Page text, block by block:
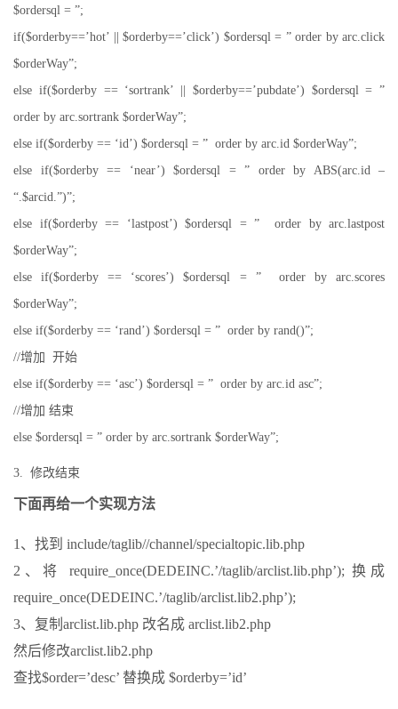
$ordersql = ”;
if($orderby==’hot’ || $orderby==’click’) $ordersql = ” order by arc.click
$orderWay”;
else if($orderby == ‘sortrank’ || $orderby==’pubdate’) $ordersql = ”
order by arc.sortrank $orderWay”;
else if($orderby == ‘id’) $ordersql = ” order by arc.id $orderWay”;
else if($orderby == ‘near’) $ordersql = ” order by ABS(arc.id –
“.$arcid.”)”;
else if($orderby == ‘lastpost’) $ordersql = ” order by arc.lastpost
$orderWay”;
else if($orderby == ‘scores’) $ordersql = ” order by arc.scores
$orderWay”;
else if($orderby == ‘rand’) $ordersql = ” order by rand()”;
//增加 开始
else if($orderby == ‘asc’) $ordersql = ” order by arc.id asc”;
//增加 结束
else $ordersql = ” order by arc.sortrank $orderWay”;
3. 修改结束
下面再给一个实现方法
1、找到 include/taglib//channel/specialtopic.lib.php
2、将 require_once(DEDEINC.’/taglib/arclist.lib.php’); 换成
require_once(DEDEINC.’/taglib/arclist.lib2.php’);
3、复制arclist.lib.php 改名成 arclist.lib2.php
然后修改arclist.lib2.php
查找$order=’desc’ 替换成 $orderby=’id’